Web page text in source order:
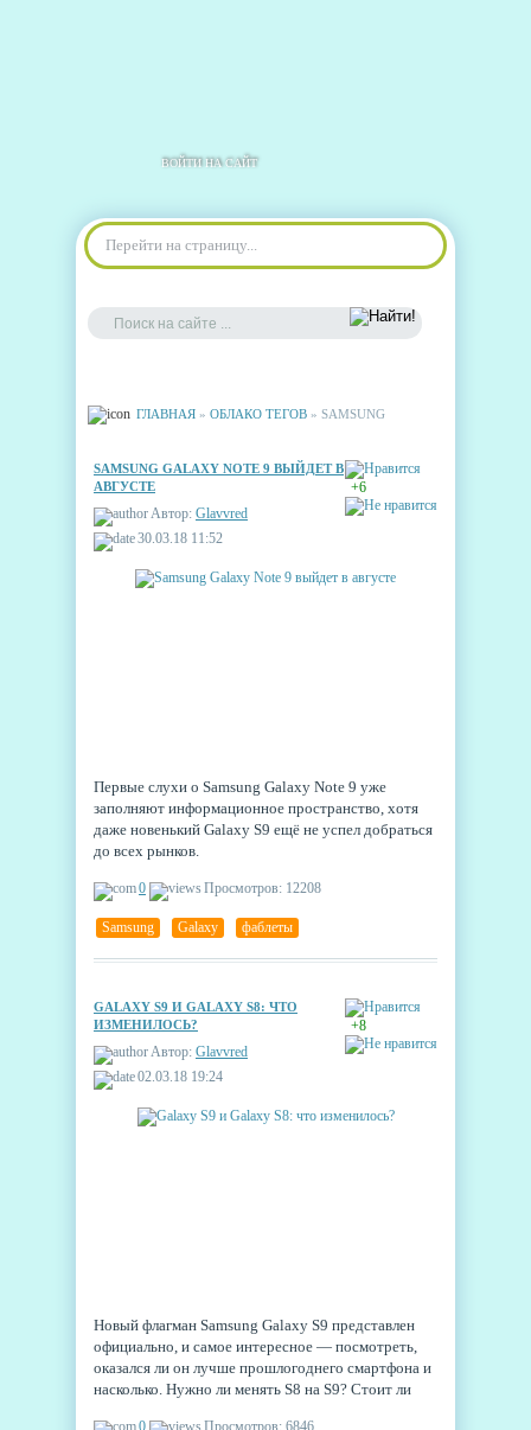
ВОЙТИ НА САЙТ
Перейти на страницу...
ГЛАВНАЯ » ОБЛАКО ТЕГОВ » SAMSUNG
+6
SAMSUNG GALAXY NOTE 9 ВЫЙДЕТ В
АВГУСТЕ
Автор: Glavvred
30.03.18 11:52
Первые слухи о Samsung Galaxy Note 9 уже
заполняют информационное пространство, хотя
даже новенький Galaxy S9 ещё не успел добраться
до всех рынков.
0 Просмотров: 12208
Samsung Galaxy фаблеты
+8
GALAXY S9 И GALAXY S8: ЧТО
ИЗМЕНИЛОСЬ?
Автор: Glavvred
02.03.18 19:24
Новый флагман Samsung Galaxy S9 представлен
официально, и самое интересное — посмотреть,
оказался ли он лучше прошлогоднего смартфона и
насколько. Нужно ли менять S8 на S9? Стоит ли
0 Просмотров: 6846